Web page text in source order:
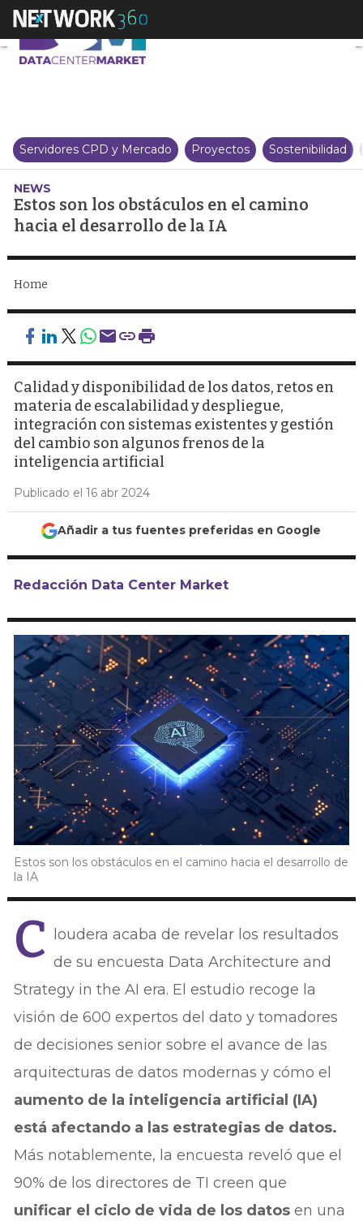
Estos son los obstáculos en el
Servidores CPD y Mercado Proyectos Sostenibilidad
NEWS
Estos son los obstáculos en el camino
hacia el desarrollo de la IA
Home
Calidad y disponibilidad de los datos, retos en
materia de escalabilidad y despliegue,
integración con sistemas existentes y gestión
del cambio son algunos frenos de la
inteligencia artificial
Publicado el 16 abr 2024
Añadir a tus fuentes preferidas en Google
Redacción Data Center Market
Estos son los obstáculos en el camino hacia el desarrollo de
la IA
C loudera acaba de revelar los resultados
de su encuesta Data Architecture and
Strategy in the AI era. El estudio recoge la
visión de 600 expertos del dato y tomadores
de decisiones senior sobre el avance de las
arquitecturas de datos modernas y cómo el
aumento de la inteligencia artificial (IA)
está afectando a las estrategias de datos.
Más notablemente, la encuesta reveló que el
90% de los directores de TI creen que
unificar el ciclo de vida de los datosen una